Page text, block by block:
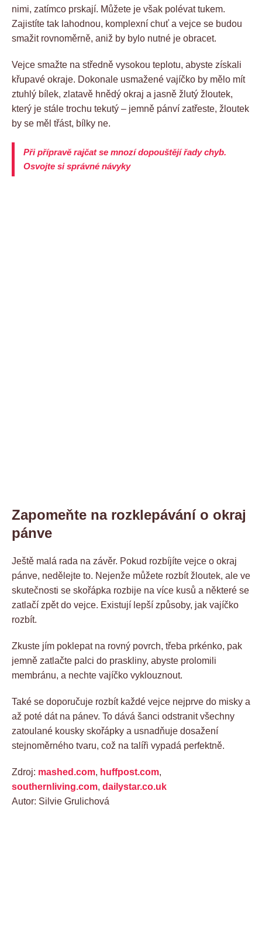
nimi, zatímco prskají. Můžete je však polévat tukem.
Zajistíte tak lahodnou, komplexní chuť a vejce se budou
smažit rovnoměrně, aniž by bylo nutné je obracet.
Vejce smažte na středně vysokou teplotu, abyste získali
křupavé okraje. Dokonale usmažené vajíčko by mělo mít
ztuhlý bílek, zlatavě hnědý okraj a jasně žlutý žloutek,
který je stále trochu tekutý – jemně pánví zatřeste, žloutek
by se měl třást, bílky ne.
Při přípravě rajčat se mnozí dopouštějí řady chyb.
Osvojte si správné návyky
Zapomeňte na rozklepávání o okraj
pánve
Ještě malá rada na závěr. Pokud rozbíjíte vejce o okraj
pánve, nedělejte to. Nejenže můžete rozbít žloutek, ale ve
skutečnosti se skořápka rozbije na více kusů a některé se
zatlačí zpět do vejce. Existují lepší způsoby, jak vajíčko
rozbít.
Zkuste jím poklepat na rovný povrch, třeba prkénko, pak
jemně zatlačte palci do praskliny, abyste prolomili
membránu, a nechte vajíčko vyklouznout.
Také se doporučuje rozbít každé vejce nejprve do misky a
až poté dát na pánev. To dává šanci odstranit všechny
zatoulané kousky skořápky a usnadňuje dosažení
stejnoměrného tvaru, což na talíři vypadá perfektně.
Zdroj: mashed.com, huffpost.com,
southernliving.com, dailystar.co.uk
Autor: Silvie Grulichová